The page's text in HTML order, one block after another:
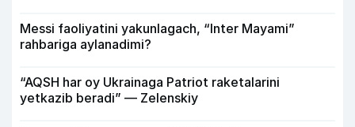
Messi faoliyatini yakunlagach, “Inter Mayami”
rahbariga aylanadimi?
“AQSH har oy Ukrainaga Patriot raketalarini
yetkazib beradi” — Zelenskiy